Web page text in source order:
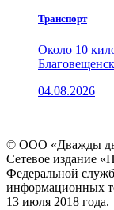
Транспорт
Около 10
04.08.2026
© ООО «Дважды
Сетевое издание
Федеральной
информационных
13 июля 2018 года.